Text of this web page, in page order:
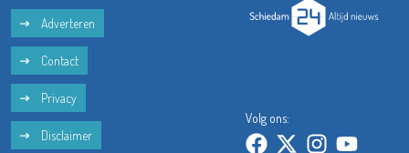
Adverteren
Contact
Privacy
Disclaimer
Volg ons: